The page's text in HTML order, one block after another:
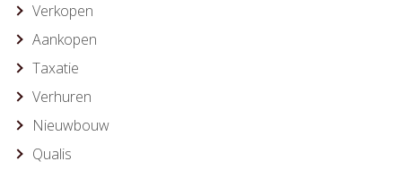
Verkopen
Aankopen
Taxatie
Verhuren
Nieuwbouw
Qualis